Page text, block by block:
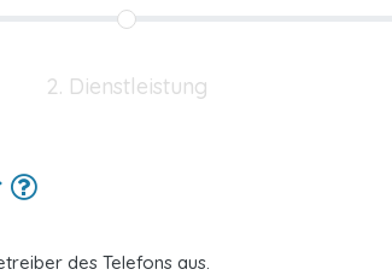
2. Dienstleistung
des Telefons aus.